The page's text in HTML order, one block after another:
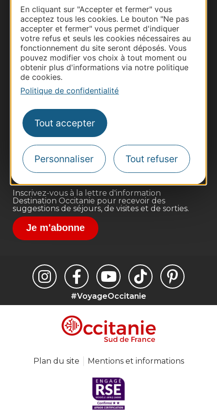
En cliquant sur "Accepter et fermer" vous
acceptez tous les cookies. Le bouton "Ne pas
accepter et fermer" vous permet d'indiquer
votre refus et seuls les cookies nécessaires au
fonctionnement du site seront déposés. Vous
pouvez modifier vos choix à tout moment ou
obtenir plus d'informations via notre politique
de cookies.
Politique de confidentialité
Tout accepter
Personnaliser Tout refuser
Business/Mice
Pros d'Occitanie
Site presse et d'influence
Voyagistes
Destination Sport
Inscrivez-vous à la lettre d'information
Destination Occitanie pour recevoir des
suggestions de séjours, de visites et de sorties.
Je m'abonne
#VoyageOccitanie
Plan du site Mentions et informations